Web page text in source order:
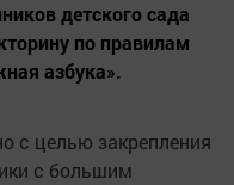
детского сада
по правилам
азбука».
с целью закрепления
с большим